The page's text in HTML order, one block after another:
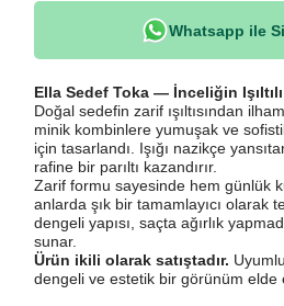
Whatsapp ile
Ella Sedef Toka — İnceliğin
Doğal sedefin zarif ışıltısından
minik kombinlere yumuşak ve
için tasarlandı. Işığı nazikçe
rafine bir parıltı kazandırır.
Zarif formu sayesinde hem günlük
anlarda şık bir tamamlayıcı olarak
dengeli yapısı, saçta ağırlık
sunar.
Ürün ikili olarak satıştadır.
dengeli ve estetik bir görünüm elde